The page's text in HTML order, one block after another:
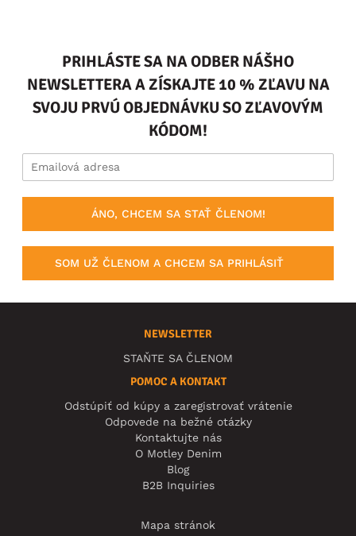
PRIHLÁSTE SA NA ODBER NÁŠHO
NEWSLETTERA A ZÍSKAJTE 10 % ZĽAVU NA
SVOJU PRVÚ OBJEDNÁVKU SO ZĽAVOVÝM
KÓDOM!
ÁNO, CHCEM SA STAŤ ČLENOM!
SOM UŽ ČLENOM A CHCEM SA PRIHLÁSIŤ
NEWSLETTER
STAŇTE SA ČLENOM
POMOC A KONTAKT
Odstúpiť od kúpy a zaregistrovať vrátenie
Odpovede na bežné otázky
Kontaktujte nás
O Motley Denim
Blog
B2B Inquiries
Mapa stránok